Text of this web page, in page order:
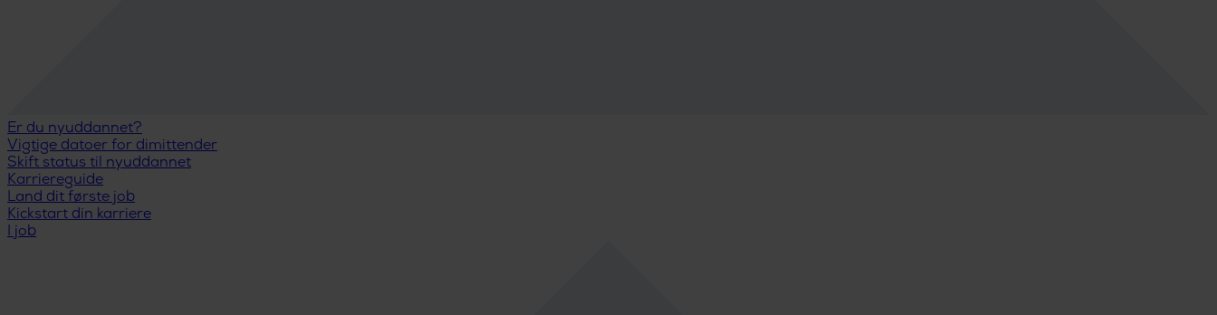
Er du nyuddannet?
Vigtige datoer for dimittender
Skift status til nyuddannet
Karriereguide
Land dit første job
Kickstart din karriere
I job